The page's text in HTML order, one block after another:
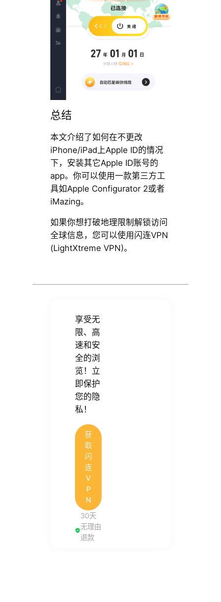
总结
本文介绍了如何在不更改
iPhone/iPad上Apple ID的情况
下，安装其它Apple ID账号的
app。你可以使用一款第三方工
具如Apple Configurator 2或者
iMazing。
如果你想打破地理限制解锁访问
全球信息，您可以使用闪连VPN
(LightXtreme VPN)。
享受无
限、高
速和安
全的浏
览！立
即保护
您的隐
私！
获
取
闪
连
V
P
N
30天
无理由
退款